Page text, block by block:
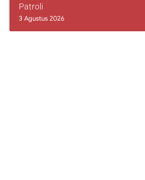
Patroli
3 Agustus 2026